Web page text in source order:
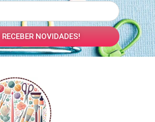
RECEBER NOVIDADES!